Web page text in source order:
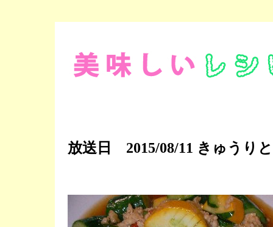
放送日 2015/08/11 きゅうり